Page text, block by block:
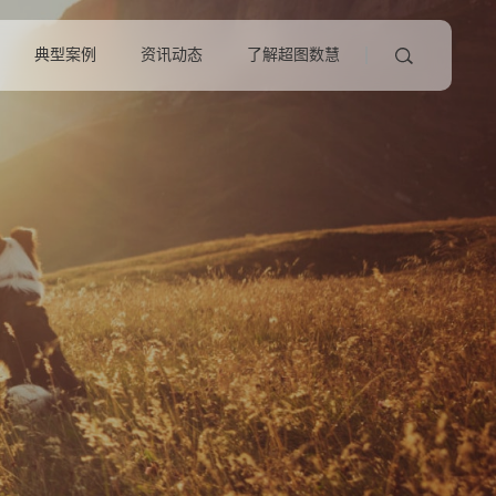
典型案例 资讯动态 了解超图数慧